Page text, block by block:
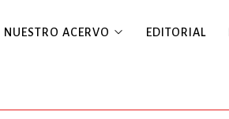
NUESTRO ACERVO EDITORIAL